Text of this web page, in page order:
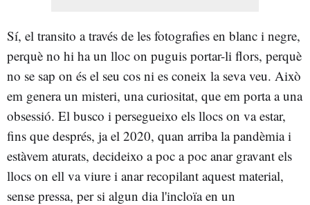
Sí, el transito a través de les fotografies en blanc i negre,
perquè no hi ha un lloc on puguis portar-li flors, perquè
no se sap on és el seu cos ni es coneix la seva veu. Això
em genera un misteri, una curiositat, que em porta a una
obsessió. El busco i persegueixo els llocs on va estar,
fins que després, ja el 2020, quan arriba la pandèmia i
estàvem aturats, decideixo a poc a poc anar gravant els
llocs on ell va viure i anar recopilant aquest material,
sense pressa, per si algun dia l'incloïa en un